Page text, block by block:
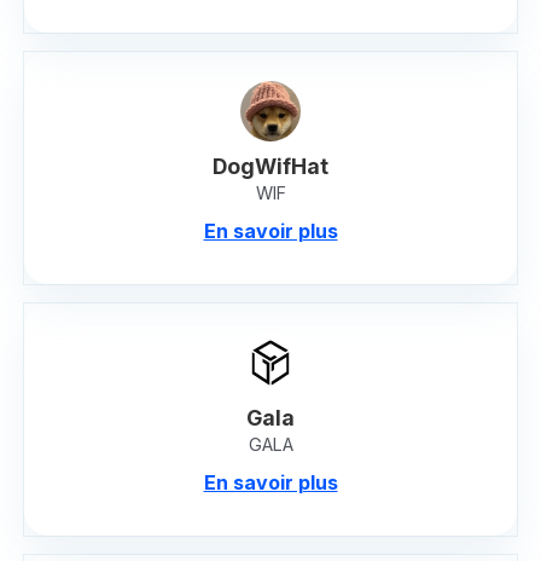
DogWifHat
WIF
En savoir plus
Gala
GALA
En savoir plus